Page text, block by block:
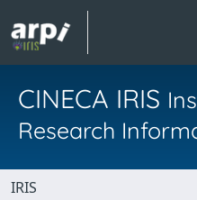
CINECA IRIS
Research
IRIS